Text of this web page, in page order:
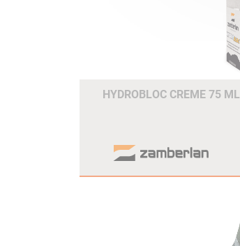
HYDROBLOC CREME 75 ML